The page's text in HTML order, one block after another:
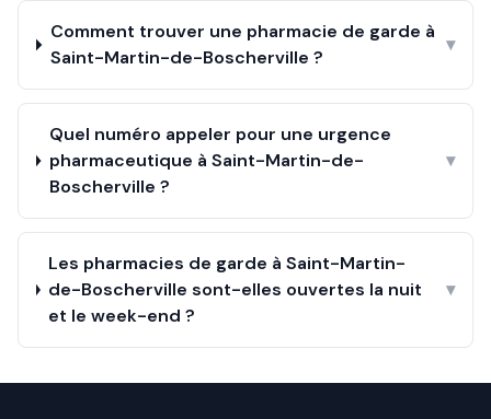
Comment trouver une pharmacie de garde à
Saint-Martin-de-Boscherville ?
▾
Quel numéro appeler pour une urgence
pharmaceutique à Saint-Martin-de-
Boscherville ?
▾
Les pharmacies de garde à Saint-Martin-
de-Boscherville sont-elles ouvertes la nuit
et le week-end ?
▾